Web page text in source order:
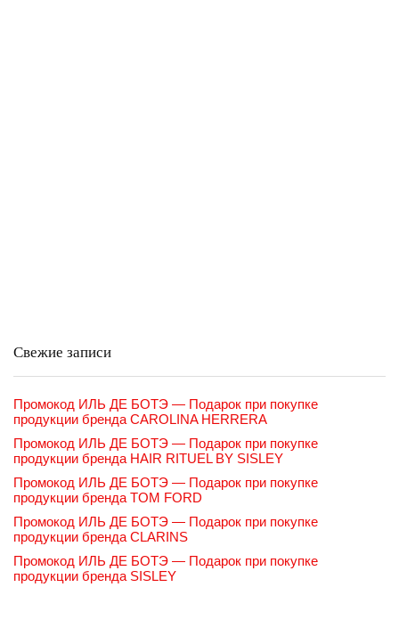
Свежие записи
Промокод ИЛЬ ДЕ БОТЭ — Подарок при покупке
продукции бренда CAROLINA HERRERA
Промокод ИЛЬ ДЕ БОТЭ — Подарок при покупке
продукции бренда HAIR RITUEL BY SISLEY
Промокод ИЛЬ ДЕ БОТЭ — Подарок при покупке
продукции бренда TOM FORD
Промокод ИЛЬ ДЕ БОТЭ — Подарок при покупке
продукции бренда CLARINS
Промокод ИЛЬ ДЕ БОТЭ — Подарок при покупке
продукции бренда SISLEY